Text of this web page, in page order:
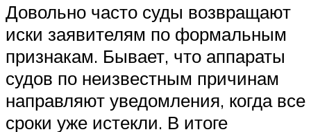
Довольно часто суды возвращают
иски заявителям по формальным
признакам. Бывает, что аппараты
судов по неизвестным причинам
направляют уведомления, когда все
сроки уже истекли. В итоге